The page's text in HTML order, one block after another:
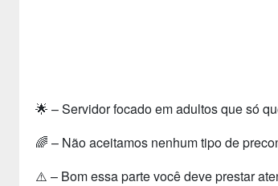
🌟 – Servidor focado em adultos que só
🌈 – Não aceitamos nenhum tipo de
⚠️ – Bom essa parte você deve prestar